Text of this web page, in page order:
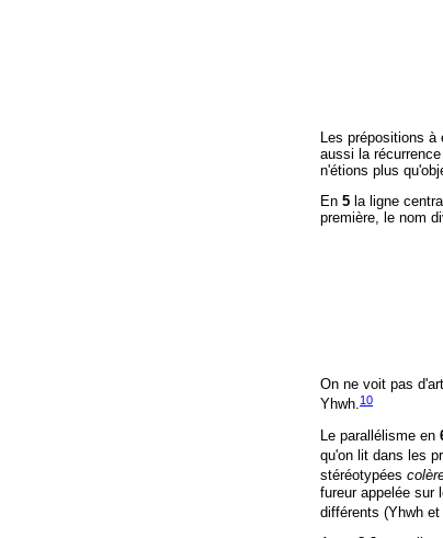
Les prépositions à
aussi la
n'étions plus
En 5 la ligne
première, le nom
On ne voit pas
Yhwh.10
Le parallélisme en
qu'on lit dans les
stéréotypées
fureur appelée sur
différents (Yhwh et